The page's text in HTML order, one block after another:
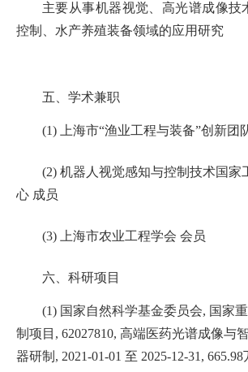
主要从事机器视觉、高光谱成像技
控制、水产养殖装备领域的应用研究
五、学术兼职
(1) 上海市“渔业工程与装备”创新团
(2) 机器人视觉感知与控制技术国家
心 成员
(3) 上海市农业工程学会 会员
六、科研项目
(1) 国家自然科学基金委员会, 国家
制项目 , 62027810, 高端医药光谱成像与
器研制 , 2021-01-01 至 2025-12-31, 665.98